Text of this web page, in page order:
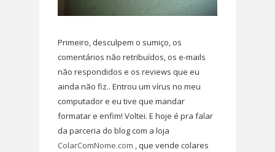
Primeiro, desculpem o sumiço, os
comentários não retribuídos, os e-mails
não respondidos e os reviews que eu
ainda não fiz.. Entrou um vírus no meu
computador e eu tive que mandar
formatar e enfim! Voltei. E hoje é pra falar
da parceria do blog com a loja
ColarComNome.com , que vende colares